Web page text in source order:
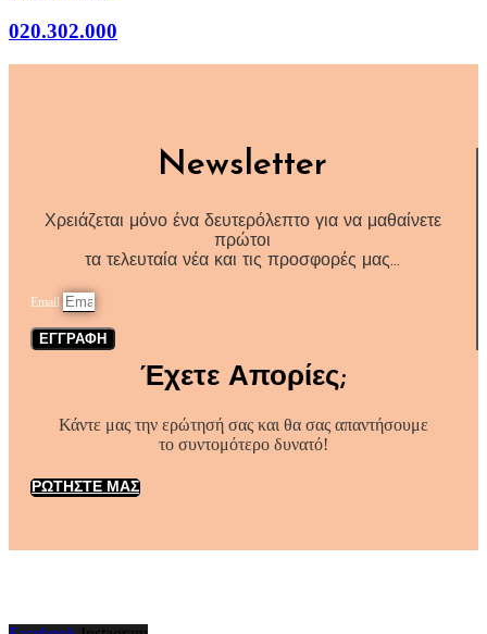
020.302.000
Newsletter
Χρειάζεται μόνο ένα δευτερόλεπτο για να μαθαίνετε
πρώτοι
τα τελευταία νέα και τις προσφορές μας…
Email
ΕΓΓΡΑΦΗ
Έχετε Απορίες;
Κάντε μας την ερώτησή σας και θα σας απαντήσουμε
το συντομότερο δυνατό!
ΡΩΤΗΣΤΕ ΜΑΣ